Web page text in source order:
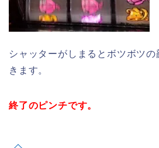
シャッターがしまるとボツボツの
きます。
終了のピンチです。